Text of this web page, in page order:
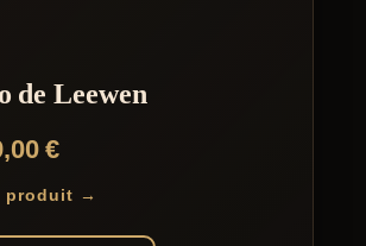
de Leewen
€
produit →